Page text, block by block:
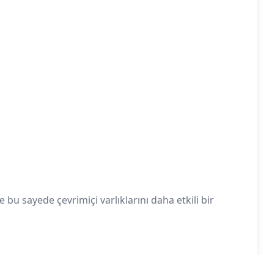
sayede çevrimiçi varlıklarını daha etkili bir